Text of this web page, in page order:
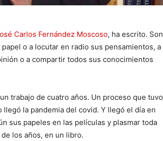
Carlos Fernández Moscoso, ha escrito. Son
o a locutar en radio sus pensamientos, a
o a compartir todos sus conocimientos
trabajo de cuatro años. Un proceso que tuvo
la pandemia del covid. Y llegó el día en
sus papeles en las películas y plasmar toda
los años, en un libro.